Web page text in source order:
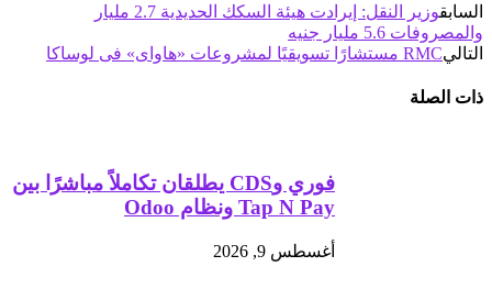
السابق
وزير النقل: إيرادت هيئة السكك الحديدية 2.7 مليار
والمصروفات 5.6 مليار جنيه
التاليRMC مستشارًا تسويقيًا لمشروعات «هاواى» فى لوساكا
ذات الصلة
فوري وCDS يطلقان تكاملاً مباشرًا بين
Tap N Pay ونظام Odoo
أغسطس 9, 2026